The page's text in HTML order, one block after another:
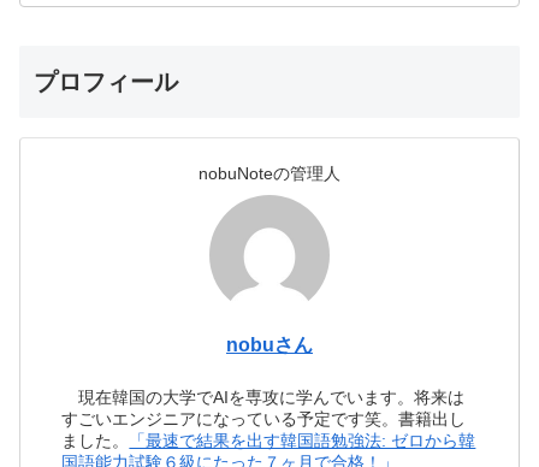
プロフィール
nobuNoteの管理人
nobuさん
現在韓国の大学でAIを専攻に学んでいます。将来は
すごいエンジニアになっている予定です笑。書籍出し
ました。
「最速で結果を出す韓国語勉強法: ゼロから韓
国語能力試験６級にたった７ヶ月で合格！」